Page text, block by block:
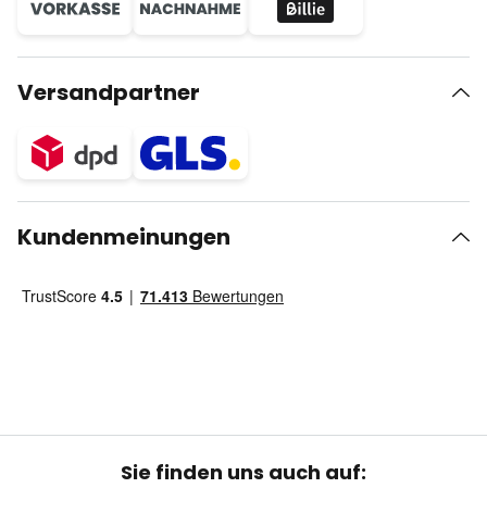
Versandpartner
Kundenmeinungen
Sie finden uns auch auf: